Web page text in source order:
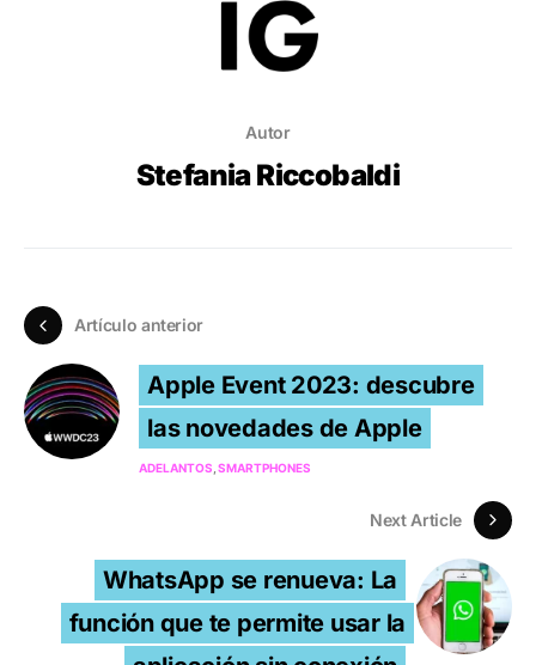
Autor
Stefania Riccobaldi
Artículo anterior
Apple Event 2023: descubre
las novedades de Apple
ADELANTOS SMARTPHONES
Next Article
WhatsApp se renueva: La
función que te permite usar la